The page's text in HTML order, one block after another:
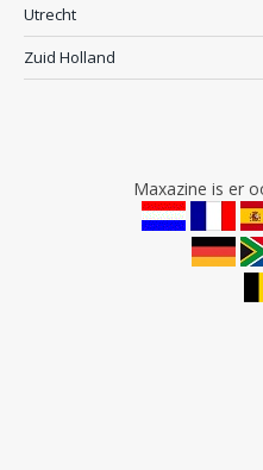
Utrecht
Zuid Holland
Maxazine is er